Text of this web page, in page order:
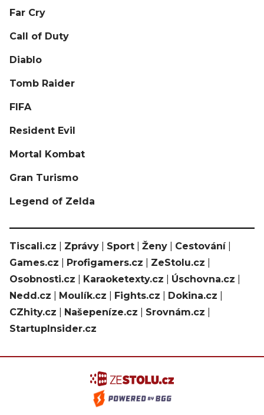
Far Cry
Call of Duty
Diablo
Tomb Raider
FIFA
Resident Evil
Mortal Kombat
Gran Turismo
Legend of Zelda
Tiscali.cz Zprávy Sport Ženy Cestování|
Games.cz
Profigamers.cz ZeStolu.cz
Osobnosti.cz
Karaoketexty.cz Úschovna.cz
Nedd.cz
Moulík.cz Fights.cz Dokina.cz
CZhity.cz
Našepeníze.cz Srovnám.cz
StartupInsider.cz